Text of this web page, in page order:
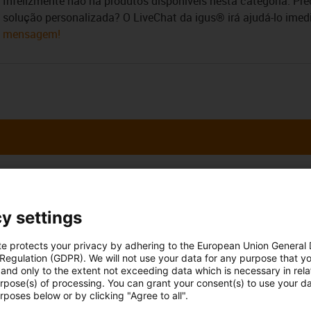
solução personalizada? O LiveChat da igus® irá ajudá-lo
mensagem!
as
phone
911 928 534*
email
Segunda - Sexta-feira: 9h -
Online
Serviço de chat
settings
protects your privacy by adhering to the European Union General
(GDPR). We will not use your data for any purpose that
only to the extent not exceeding data which is necessary in
of processing. You can grant your consent(s) to use your
below or by clicking "Agree to all".